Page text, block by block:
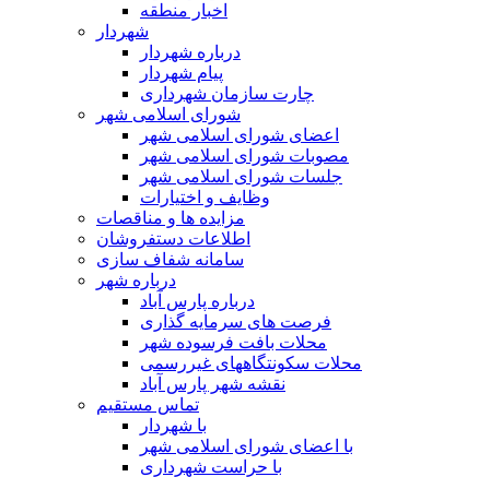
اخبار منطقه
شهردار
درباره شهردار
پیام شهردار
چارت سازمان شهرداری
شورای اسلامی شهر
اعضای شورای اسلامی شهر
مصوبات شورای اسلامی شهر
جلسات شورای اسلامی شهر
وظایف و اختیارات
مزایده ها و مناقصات
اطلاعات دستفروشان
سامانه شفاف سازی
درباره شهر
درباره پارس آباد
فرصت های سرمایه گذاری
محلات بافت فرسوده شهر
محلات سکونتگاههای غیررسمی
نقشه شهر پارس آباد
تماس مستقیم
با شهردار
با اعضای شورای اسلامی شهر
با حراست شهرداری